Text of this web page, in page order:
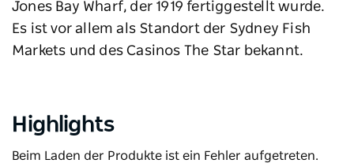
Jones Bay Wharf, der 1919 fertiggestellt wurde.
Es ist vor allem als Standort der Sydney Fish
Markets und des Casinos The Star bekannt.
Highlights
Beim Laden der Produkte ist ein Fehler aufgetreten.